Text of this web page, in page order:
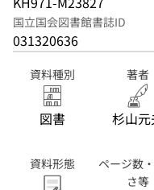
国立国会図書館書誌ID
031320636
資料種別
図書
著者
杉山元
資料形態
ページ数
さ等